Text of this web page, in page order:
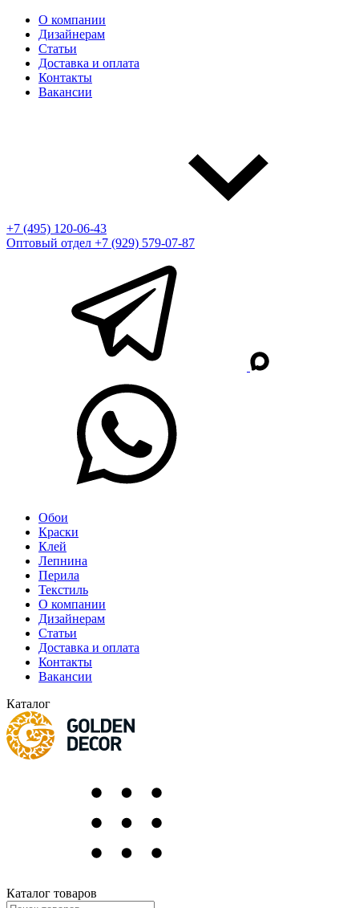
О компании
Дизайнерам
Статьи
Доставка и оплата
Контакты
Вакансии
+7 (495) 120-06-43
Оптовый отдел +7 (929) 579-07-87
Обои
Краски
Клей
Лепнина
Перила
Текстиль
О компании
Дизайнерам
Статьи
Доставка и оплата
Контакты
Вакансии
Каталог
Каталог товаров